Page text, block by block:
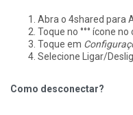
Abra o 4shared para
Toque no °°° ícone
Toque em
Selecione Ligar/
Como desconectar?